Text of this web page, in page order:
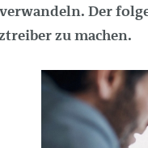
Der
zu machen.